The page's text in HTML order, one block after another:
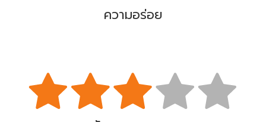
ความอร่อย